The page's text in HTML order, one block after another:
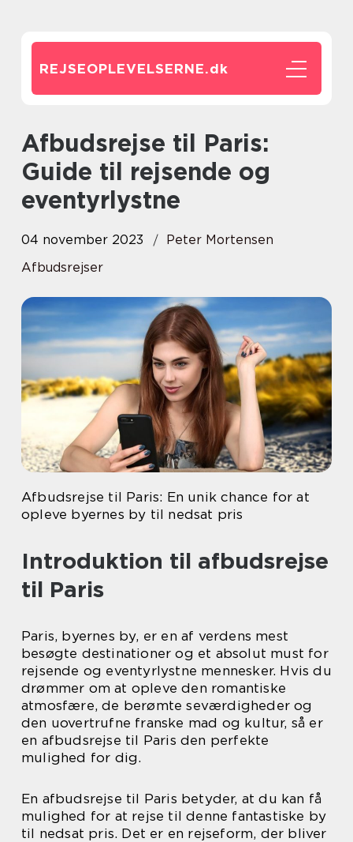
REJSEOPLEVELSERNE.dk
Afbudsrejse til Paris:
Guide til rejsende og
eventyrlystne
04 november 2023
Peter Mortensen
Afbudsrejser
Afbudsrejse til Paris: En unik chance for at
opleve byernes by til nedsat pris
Introduktion til afbudsrejse
til Paris
Paris, byernes by, er en af verdens mest
besøgte destinationer og et absolut must for
rejsende og eventyrlystne mennesker. Hvis du
drømmer om at opleve den romantiske
atmosfære, de berømte seværdigheder og
den uovertrufne franske mad og kultur, så er
en afbudsrejse til Paris den perfekte
mulighed for dig.
En afbudsrejse til Paris betyder, at du kan få
mulighed for at rejse til denne fantastiske by
til nedsat pris. Det er en rejseform, der bliver